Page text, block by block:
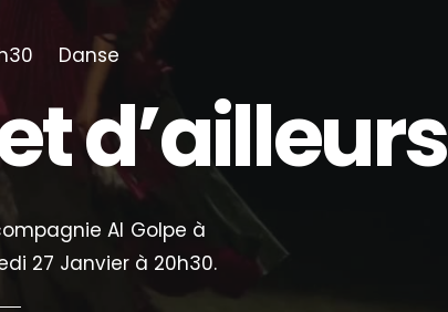
Danse
d’ailleurs
Al Golpe à
27 Janvier à 20h30.